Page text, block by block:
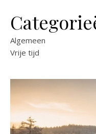
Algemeen
Vrije tijd